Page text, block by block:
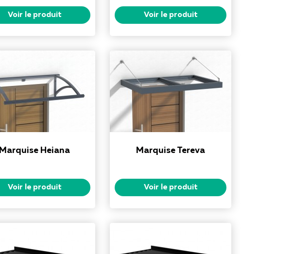
Voir le produit Voir le produit
Marquise Heiana
Voir le produit
Marquise Tereva
Voir le produit